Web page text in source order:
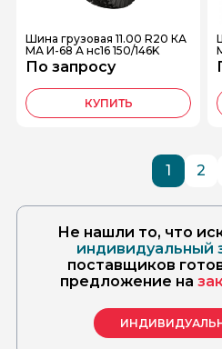
Шина грузовая 11.00 R20 КА
МА И-68 А нс16 150/146K
По запросу
КУПИТЬ
1 2
Не нашли то, что
индивидуальный
поставщиков
предложение на